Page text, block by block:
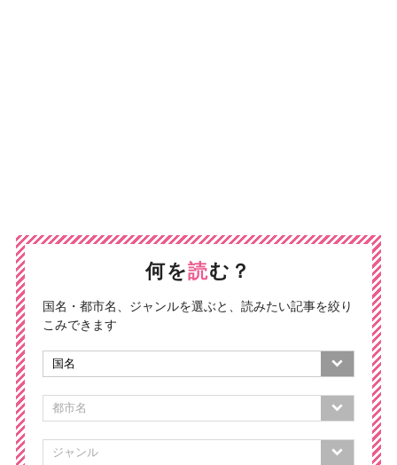
何を読む？
国名・都市名、ジャンルを選ぶと、読みたい記事を絞り
こみできます